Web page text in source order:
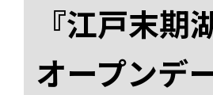
『江戸末
オープンデ